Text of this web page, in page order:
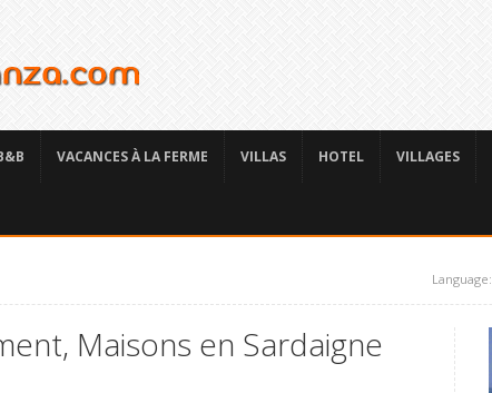
VACANCES À LA FERME VILLAS HOTEL VILLAGES
Language:
Maisons en Sardaigne